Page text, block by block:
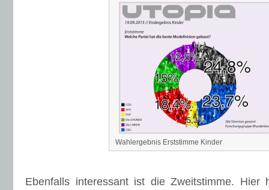
Wahlergebnis Erststimme Kinder
Ebenfalls interessant ist die Zweitstimme. Hier